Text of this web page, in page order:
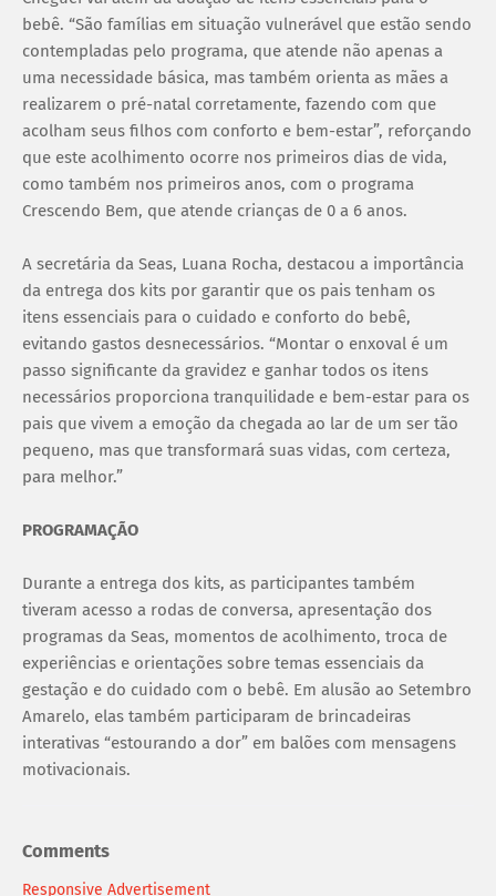
bebê. “São famílias em situação vulnerável que estão sendo
contempladas pelo programa, que atende não apenas a
uma necessidade básica, mas também orienta as mães a
realizarem o pré-natal corretamente, fazendo com que
acolham seus filhos com conforto e bem-estar”, reforçando
que este acolhimento ocorre nos primeiros dias de vida,
como também nos primeiros anos, com o programa
Crescendo Bem, que atende crianças de 0 a 6 anos.
A secretária da Seas, Luana Rocha, destacou a importância
da entrega dos kits por garantir que os pais tenham os
itens essenciais para o cuidado e conforto do bebê,
evitando gastos desnecessários. “Montar o enxoval é um
passo significante da gravidez e ganhar todos os itens
necessários proporciona tranquilidade e bem-estar para os
pais que vivem a emoção da chegada ao lar de um ser tão
pequeno, mas que transformará suas vidas, com certeza,
para melhor.”
PROGRAMAÇÃO
Durante a entrega dos kits, as participantes também
tiveram acesso a rodas de conversa, apresentação dos
programas da Seas, momentos de acolhimento, troca de
experiências e orientações sobre temas essenciais da
gestação e do cuidado com o bebê. Em alusão ao Setembro
Amarelo, elas também participaram de brincadeiras
interativas “estourando a dor” em balões com mensagens
motivacionais.
Comments
Responsive Advertisement